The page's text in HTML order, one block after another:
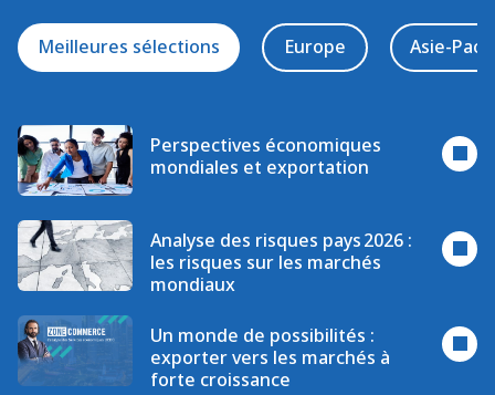
Meilleures sélections Europe Asie-
Perspectives économiques
mondiales et exportation
Analyse des risques pays 2026 :
les risques sur les marchés
mondiaux
Un monde de possibilités :
exporter vers les marchés à
forte croissance